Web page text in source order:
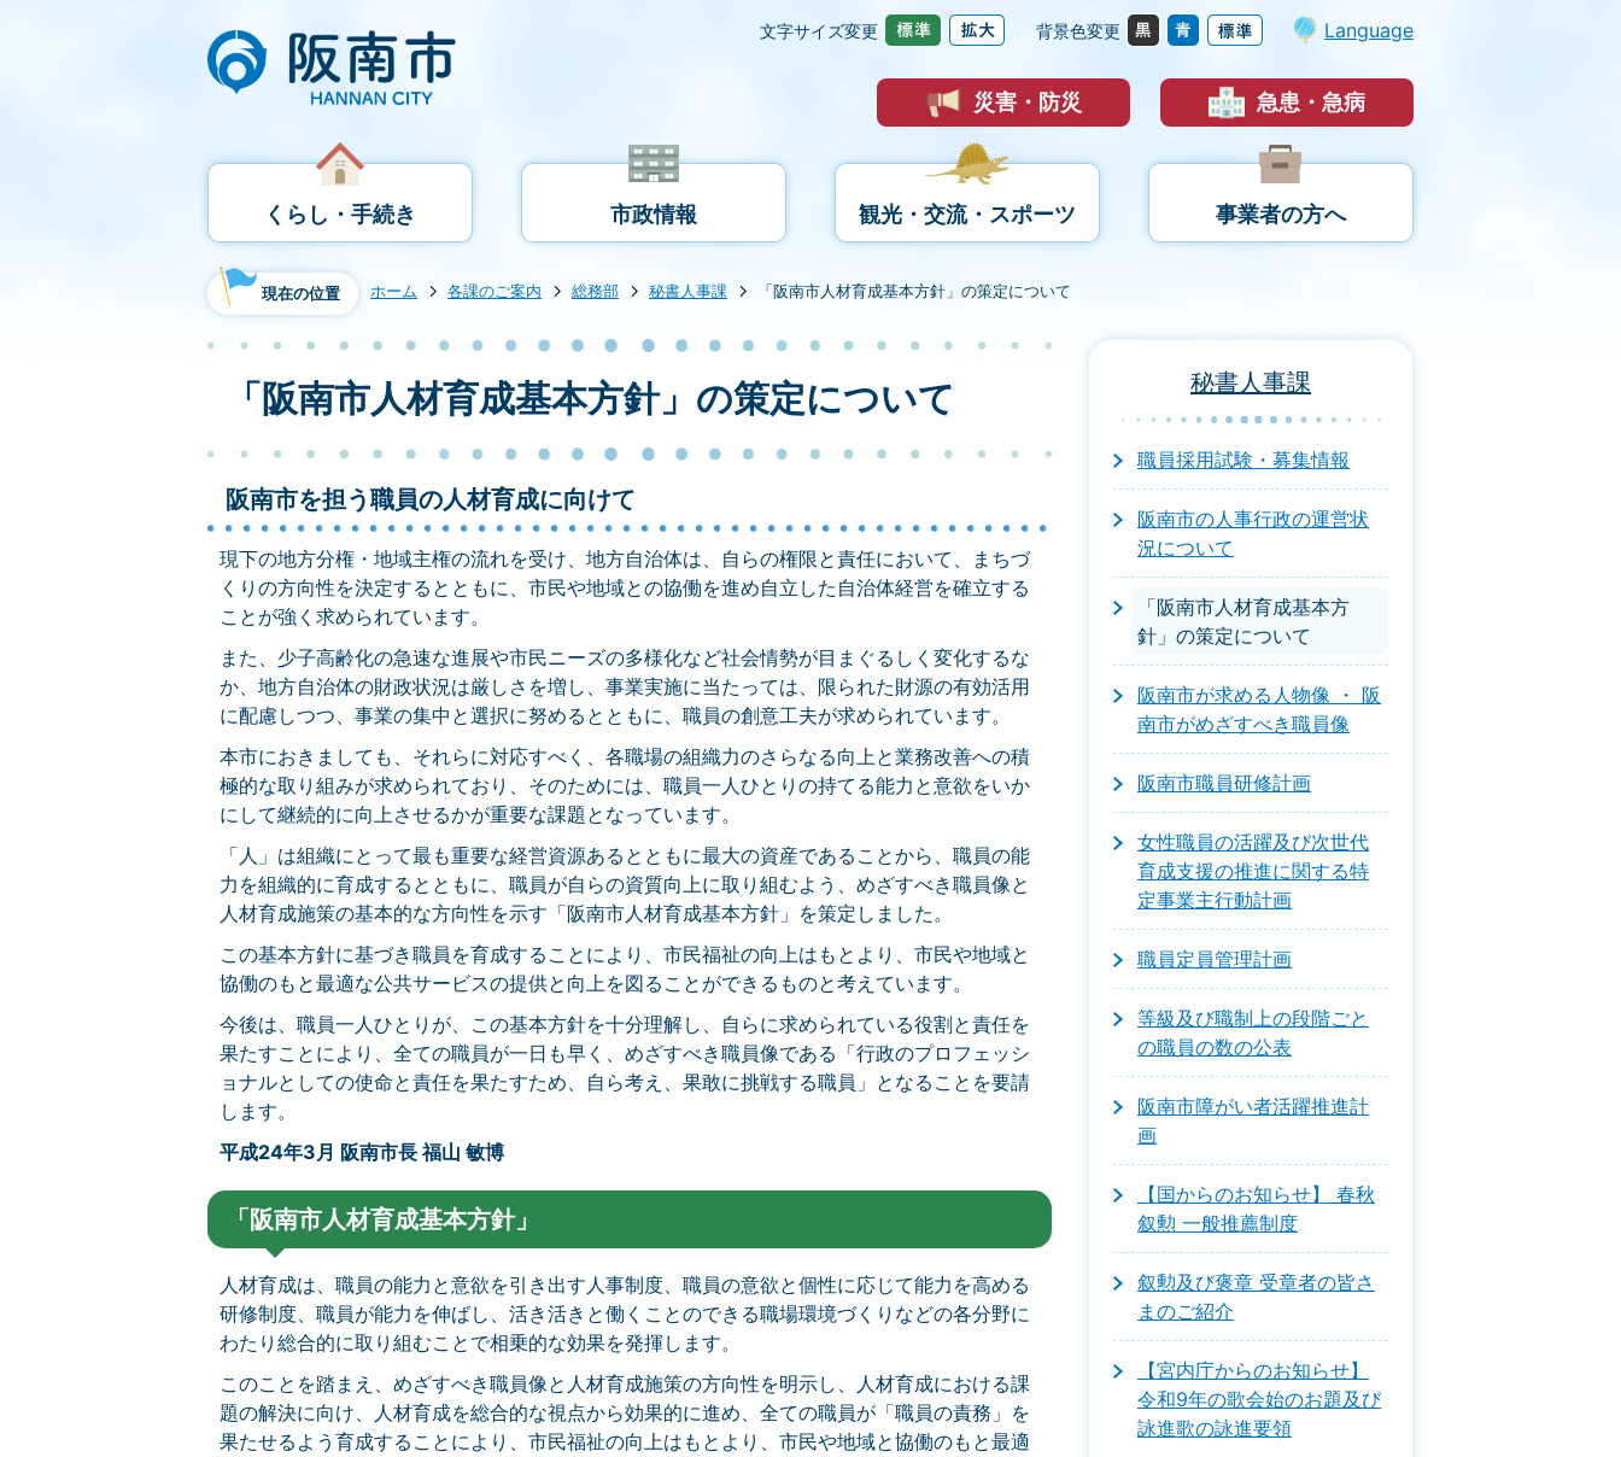
文字サイズ変更 背景色変更 Language
災害・防災 急患・急病
くらし・手続き 市政情報 観光・交流・スポーツ 事業者の方へ
現在の位置 ホーム 各課のご案内 総務部 秘書人事課 「阪南市人材育成基本方針」の策定について
「阪南市人材育成基本方針」の策定について
阪南市を担う職員の人材育成に向けて
現下の地方分権・地域主権の流れを受け、地方自治体は、自らの権限と責任において、まちづ
くりの方向性を決定するとともに、市民や地域との協働を進め自立した自治体経営を確立する
ことが強く求められています。
また、少子高齢化の急速な進展や市民ニーズの多様化など社会情勢が目まぐるしく変化するな
か、地方自治体の財政状況は厳しさを増し、事業実施に当たっては、限られた財源の有効活用
に配慮しつつ、事業の集中と選択に努めるとともに、職員の創意工夫が求められています。
本市におきましても、それらに対応すべく、各職場の組織力のさらなる向上と業務改善への積
極的な取り組みが求められており、そのためには、職員一人ひとりの持てる能力と意欲をいか
にして継続的に向上させるかが重要な課題となっています。
「人」は組織にとって最も重要な経営資源あるとともに最大の資産であることから、職員の能
力を組織的に育成するとともに、職員が自らの資質向上に取り組むよう、めざすべき職員像と
人材育成施策の基本的な方向性を示す「阪南市人材育成基本方針」を策定しました。
この基本方針に基づき職員を育成することにより、市民福祉の向上はもとより、市民や地域と
協働のもと最適な公共サービスの提供と向上を図ることができるものと考えています。
今後は、職員一人ひとりが、この基本方針を十分理解し、自らに求められている役割と責任を
果たすことにより、全ての職員が一日も早く、めざすべき職員像である「行政のプロフェッシ
ョナルとしての使命と責任を果たすため、自ら考え、果敢に挑戦する職員」となることを要請
します。
平成24年3月 阪南市長 福山 敏博
「阪南市人材育成基本方針」
人材育成は、職員の能力と意欲を引き出す人事制度、職員の意欲と個性に応じて能力を高める
研修制度、職員が能力を伸ばし、活き活きと働くことのできる職場環境づくりなどの各分野に
わたり総合的に取り組むことで相乗的な効果を発揮します。
このことを踏まえ、めざすべき職員像と人材育成施策の方向性を明示し、人材育成における課
題の解決に向け、人材育成を総合的な視点から効果的に進め、全ての職員が「職員の責務」を
果たせるよう育成することにより、市民福祉の向上はもとより、市民や地域と協働のもと最適
秘書人事課
職員採用試験・募集情報
阪南市の人事行政の運営状
況について
「阪南市人材育成基本方
針」の策定について
阪南市が求める人物像 ・ 阪
南市がめざすべき職員像
阪南市職員研修計画
女性職員の活躍及び次世代
育成支援の推進に関する特
定事業主行動計画
職員定員管理計画
等級及び職制上の段階ごと
の職員の数の公表
阪南市障がい者活躍推進計
画
【国からのお知らせ】 春秋
叙勲 一般推薦制度
叙勲及び褒章 受章者の皆さ
まのご紹介
【宮内庁からのお知らせ】
令和9年の歌会始のお題及び
詠進歌の詠進要領